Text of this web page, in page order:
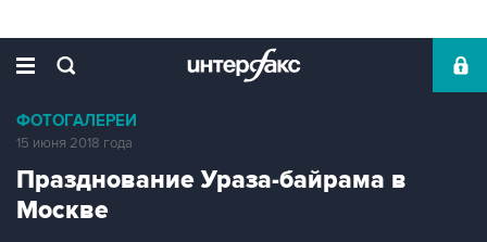
ФОТОГАЛЕРЕИ
15 июня 2018 года
Празднование Ураза-байрама в
Москве